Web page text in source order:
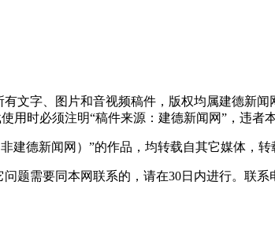
文字、图片和音视频稿件，版权均属建德新
用时必须注明“稿件来源：建德新闻网”，违者
建德新闻网）”的作品，均转载自其它媒体，
题需要同本网联系的，请在30日内进行。联系电